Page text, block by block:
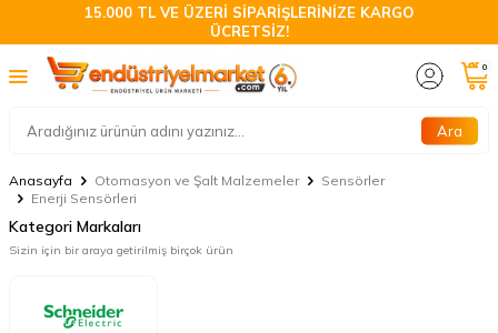
15.000 TL VE ÜZERİ SİPARİŞLERİNİZE KARGO
ÜCRETSİZ!
Ara
0
Anasayfa Otomasyon ve Şalt Malzemeler
Sensörler
Enerji Sensörleri
Kategori Markaları
Sizin için bir araya getirilmiş birçok ürün